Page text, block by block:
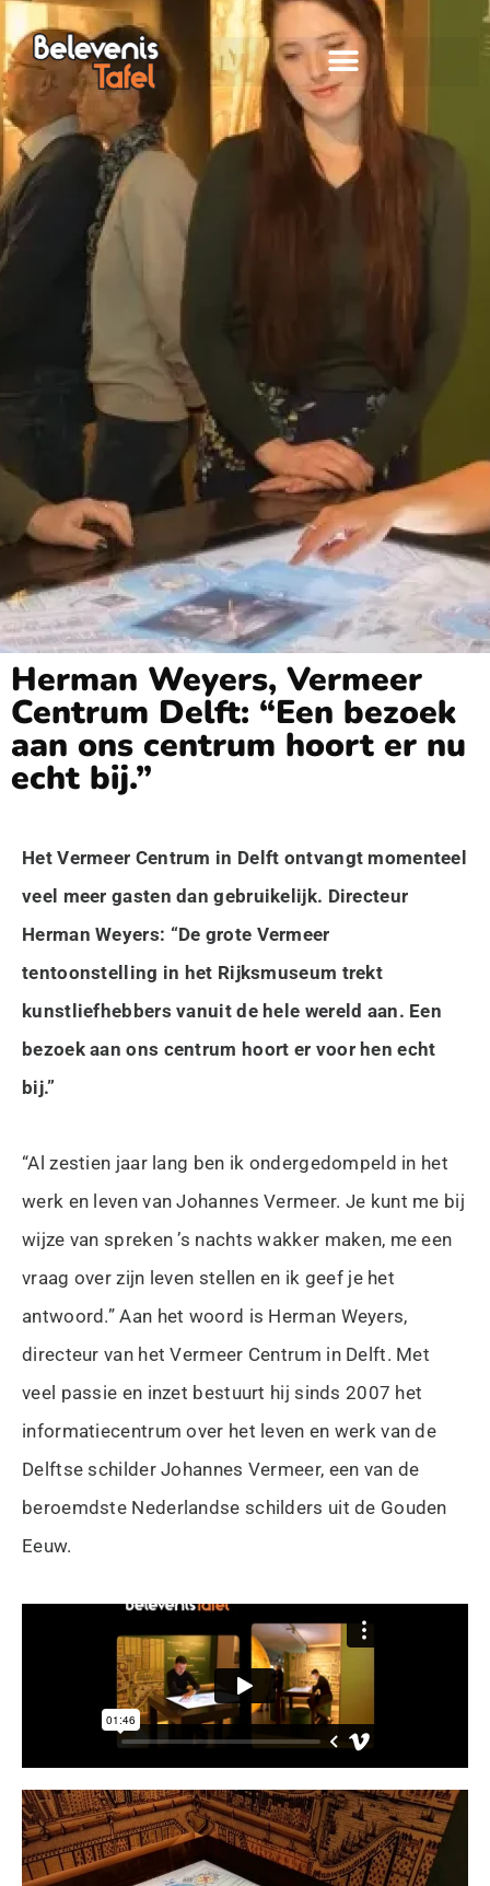
Herman Weyers, Vermeer
Centrum Delft: “Een bezoek
aan ons centrum hoort er nu
echt bij.”
Het Vermeer Centrum in Delft ontvangt momenteel
veel meer gasten dan gebruikelijk. Directeur
Herman Weyers: “De grote Vermeer
tentoonstelling in het Rijksmuseum trekt
kunstliefhebbers vanuit de hele wereld aan. Een
bezoek aan ons centrum hoort er voor hen echt
bij.”
“Al zestien jaar lang ben ik ondergedompeld in het
werk en leven van Johannes Vermeer. Je kunt me bij
wijze van spreken ’s nachts wakker maken, me een
vraag over zijn leven stellen en ik geef je het
antwoord.” Aan het woord is Herman Weyers,
directeur van het Vermeer Centrum in Delft. Met
veel passie en inzet bestuurt hij sinds 2007 het
informatiecentrum over het leven en werk van de
Delftse schilder Johannes Vermeer, een van de
beroemdste Nederlandse schilders uit de Gouden
Eeuw.